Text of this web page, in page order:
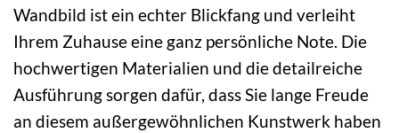
Wandbild ist ein echter Blickfang und verleiht
Ihrem Zuhause eine ganz persönliche Note. Die
hochwertigen Materialien und die detailreiche
Ausführung sorgen dafür, dass Sie lange Freude
an diesem außergewöhnlichen Kunstwerk haben